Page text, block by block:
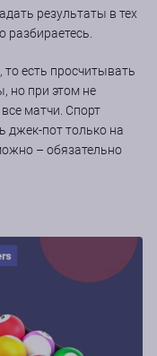
результаты в тех
то есть просчитывать
но при этом не
все матчи. Спорт
джек-пот только на
– обязательно